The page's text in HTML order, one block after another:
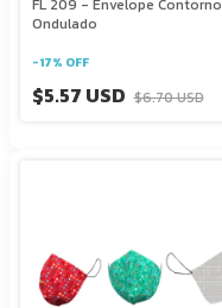
FL 209 - Envelope Contorno
Ondulado
-17% OFF
$5.57 USD $6.70 USD